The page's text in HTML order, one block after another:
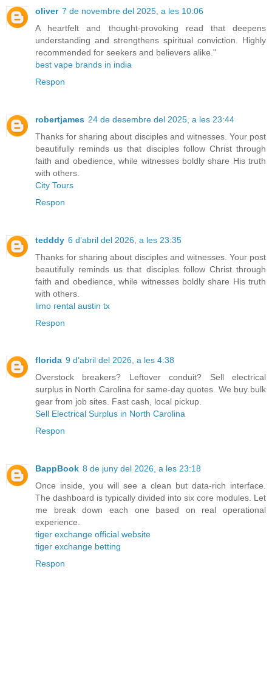
oliver 7 de novembre del 2025, a les 10:06
A heartfelt and thought-provoking read that deepens
understanding and strengthens spiritual conviction. Highly
recommended for seekers and believers alike."
best vape brands in india
Respon
robertjames 24 de desembre del 2025, a les 23:44
Thanks for sharing about disciples and witnesses. Your post
beautifully reminds us that disciples follow Christ through
faith and obedience, while witnesses boldly share His truth
with others.
City Tours
Respon
tedddy 6 d’abril del 2026, a les 23:35
Thanks for sharing about disciples and witnesses. Your post
beautifully reminds us that disciples follow Christ through
faith and obedience, while witnesses boldly share His truth
with others.
limo rental austin tx
Respon
florida 9 d’abril del 2026, a les 4:38
Overstock breakers? Leftover conduit? Sell electrical
surplus in North Carolina for same-day quotes. We buy bulk
gear from job sites. Fast cash, local pickup.
Sell Electrical Surplus in North Carolina
Respon
BappBook 8 de juny del 2026, a les 23:18
Once inside, you will see a clean but data-rich interface.
The dashboard is typically divided into six core modules. Let
me break down each one based on real operational
experience.
tiger exchange official website
tiger exchange betting
Respon